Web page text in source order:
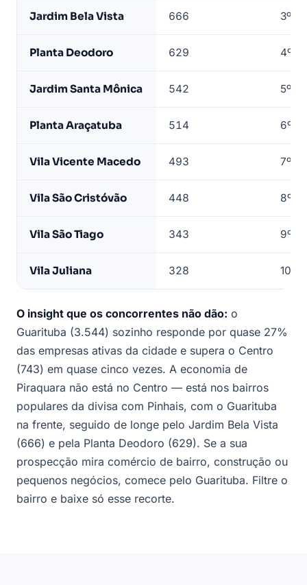
LeadJet
Jardim Bela Vista 666 3º
Planta Deodoro 629 4º
Jardim Santa Mônica 542 5º
Planta Araçatuba 514 6º
Vila Vicente Macedo 493 7º
Vila São Cristóvão 448 8º
Vila São Tiago 343 9º
Vila Juliana 328 10º
O insight que os concorrentes não dão: o
Guarituba (3.544) sozinho responde por quase 27%
das empresas ativas da cidade e supera o Centro
(743) em quase cinco vezes. A economia de
Piraquara não está no Centro — está nos bairros
populares da divisa com Pinhais, com o Guarituba
na frente, seguido de longe pelo Jardim Bela Vista
(666) e pela Planta Deodoro (629). Se a sua
prospecção mira comércio de bairro, construção ou
pequenos negócios, comece pelo Guarituba. Filtre o
bairro e baixe só esse recorte.